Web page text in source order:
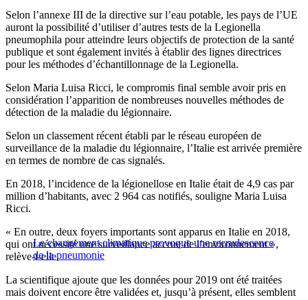
Selon l’annexe III de la directive sur l’eau potable, les pays de l’UE
auront la possibilité d’utiliser d’autres tests de la Legionella
pneumophila pour atteindre leurs objectifs de protection de la santé
publique et sont également invités à établir des lignes directrices
pour les méthodes d’échantillonnage de la Legionella.
Selon Maria Luisa Ricci, le compromis final semble avoir pris en
considération l’apparition de nombreuses nouvelles méthodes de
détection de la maladie du légionnaire.
Selon un classement récent établi par le réseau européen de
surveillance de la maladie du légionnaire, l’Italie est arrivée première
en termes de nombre de cas signalés.
En 2018, l’incidence de la légionellose en Italie était de 4,9 cas par
million d’habitants, avec 2 964 cas notifiés, souligne Maria Luisa
Ricci.
Le changement climatique provoque une recrudescence
de la pneumonie
« En outre, deux foyers importants sont apparus en Italie en 2018,
qui ont nécessité une surveillance accrue de l’environnement »,
relève-t-elle.
La scientifique ajoute que les données pour 2019 ont été traitées
mais doivent encore être validées et, jusqu’à présent, elles semblent